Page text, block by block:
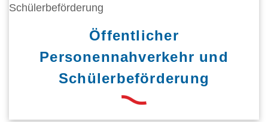
Öffentlicher
Personennahverkehr und
Schülerbeförderung